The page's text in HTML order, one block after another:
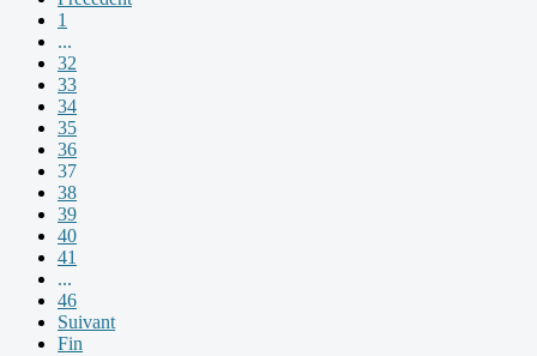
1
...
32
33
34
35
36
37
38
39
40
41
...
46
Suivant
Fin